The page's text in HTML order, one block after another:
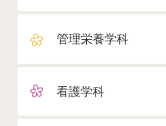
管理栄養学科
看護学科